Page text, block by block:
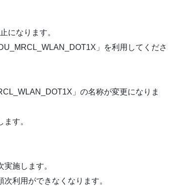
になります。
」を利用してくださ
」の名称が変更になりま
す。
施します。
利用ができなくなります。